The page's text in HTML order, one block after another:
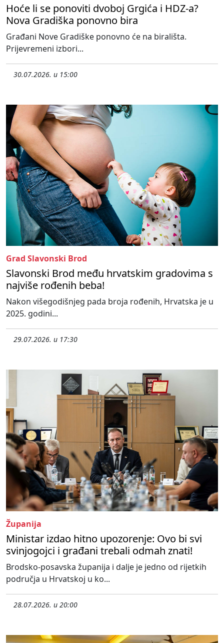
Hoće li se ponoviti dvoboj Grgića i HDZ-a?
Nova Gradiška ponovno bira
Građani Nove Gradiške ponovno će na birališta.
Prijevremeni izbori...
30.07.2026. u 15:00
Grad Slavonski Brod
Slavonski Brod među hrvatskim gradovima s
najviše rođenih beba!
Nakon višegodišnjeg pada broja rođenih, Hrvatska je u
2025. godini...
29.07.2026. u 17:30
Županija
Ministar izdao hitno upozorenje: Ovo bi svi
svinjogojci i građani trebali odmah znati!
Brodsko-posavska županija i dalje je jedno od rijetkih
područja u Hrvatskoj u ko...
28.07.2026. u 20:00